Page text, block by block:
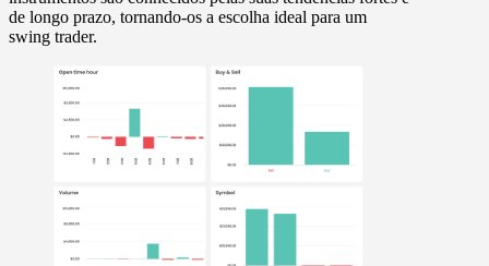
de longo prazo, tornando-os a escolha ideal para um
swing trader.